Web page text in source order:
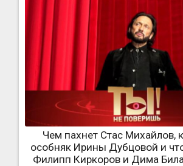
Чем пахнет Стас Михайлов,
особняк Ирины Дубцовой и
Филипп Киркоров и Дима